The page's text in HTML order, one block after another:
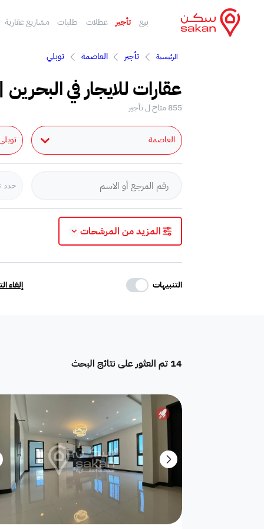
بيع تأجير عطلات طلبات مشاريع عقارية
الرئيسية تأجير العاصمة توبلي
عقارات للايجار في
855 متاح ل تأجير
العاصمة
حدد
المزيد من المرشحات
حدد وسائل الراحة
هدام أرض سكنية
شقق فندقية
التنبيهات إلغاء
14 تم العثور على نتائج البحث